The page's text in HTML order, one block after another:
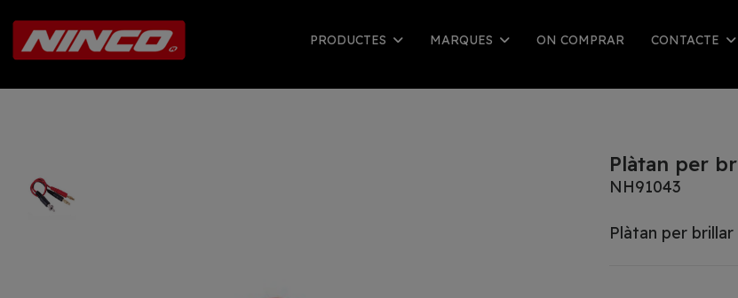
PRODUCTES MARQUES ON COMPRAR CONTACTE
Plàtan per
NH91043
Plàtan per brillar